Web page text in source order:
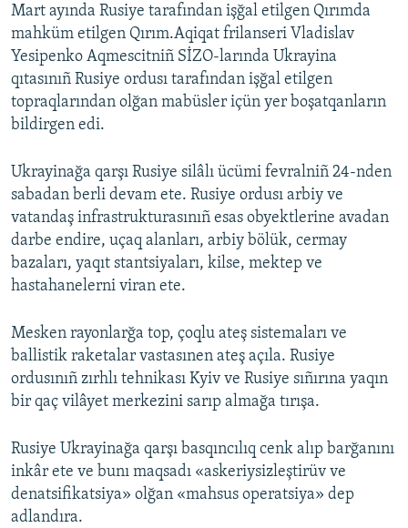
Mart ayında Rusiye tarafından işğal etilgen Qırımda
mahküm etilgen Qırım.Aqiqat frilanseri Vladislav
Yesipenko Aqmescitniñ SİZO-larında Ukrayina
qıtasınıñ Rusiye ordusı tarafından işğal etilgen
topraqlarından olğan mabüsler içün yer boşatqanların
bildirgen edi.
Ukrayinağa qarşı Rusiye silâlı ücümi fevralniñ 24-nden
sabadan berli devam ete. Rusiye ordusı arbiy ve
vatandaş infrastrukturasınıñ esas obyektlerine avadan
darbe endire, uçaq alanları, arbiy bölük, cermay
bazaları, yaqıt stantsiyaları, kilse, mektep ve
hastahanelerni viran ete.
Mesken rayonlarğa top, çoqlu ateş sistemaları ve
ballistik raketalar vastasınen ateş açıla. Rusiye
ordusınıñ zırhlı tehnikası Kyiv ve Rusiye sıñırına yaqın
bir qaç vilâyet merkezini sarıp almağa tırışa.
Rusiye Ukrayinağa qarşı basqıncılıq cenk alıp barğanını
inkâr ete ve bunı maqsadı «askeriysizleştirüv ve
denatsifikatsiya» olğan «mahsus operatsiya» dep
adlandıra.